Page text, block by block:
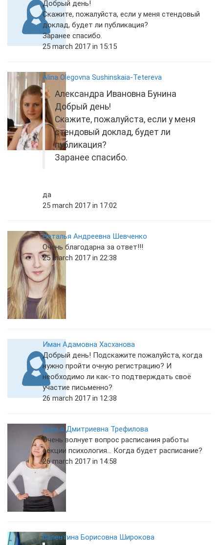
Добрый день!
Скажите, пожалуйста, если у меня стендовый
доклад, будет ли публикация?
Заранее спасибо.
25 march 2017 in 15:15
Alina Olegovna Sushinskaia-Tetereva
Александра Ивановна Бунина
Добрый день!
Скажите, пожалуйста, если у меня
стендовый доклад, будет ли
публикация?
Заранее спасибо.
да
25 march 2017 in 17:02
Наталья Андреевна Шевченко
Очень благодарна за ответ!!!
25 march 2017 in 22:38
Иман Адамовна Хасханова
Добрый день! Подскажите пожалуйста, когда
нужно пройти очную регистрацию? И
необходимо ли как-то подтверждать своё
участие письменно?
26 march 2017 in 12:38
Дарья Дмитриевна Трефилова
Очень волнует вопрос расписания работы
секции психология... Когда будет расписание?
26 march 2017 in 14:58
Валентина Борисовна Широкова